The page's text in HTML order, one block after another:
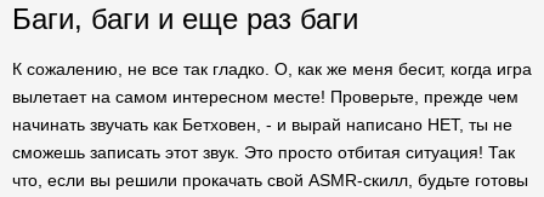
Баги, баги и еще раз баги
К сожалению, не все так гладко. О, как же меня бесит, когда игра
вылетает на самом интересном месте! Проверьте, прежде чем
начинать звучать как Бетховен, - и вырай написано НЕТ, ты не
сможешь записать этот звук. Это просто отбитая ситуация! Так
что, если вы решили прокачать свой ASMR-скилл, будьте готовы